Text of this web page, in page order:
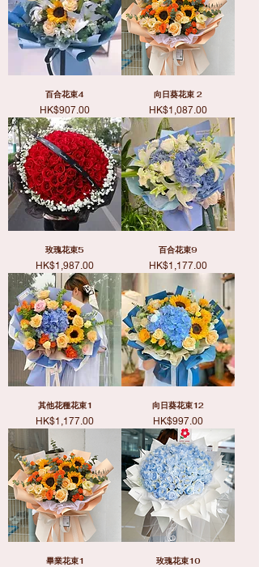
百合花束4
價格
HK$907.00
向日葵花束 2
價格
HK$1,087.00
玫瑰花束5
價格
HK$1,987.00
百合花束9
價格
HK$1,177.00
其他花種花束1
價格
HK$1,177.00
向日葵花束12
價格
HK$997.00
畢業花束1 玫瑰花束10